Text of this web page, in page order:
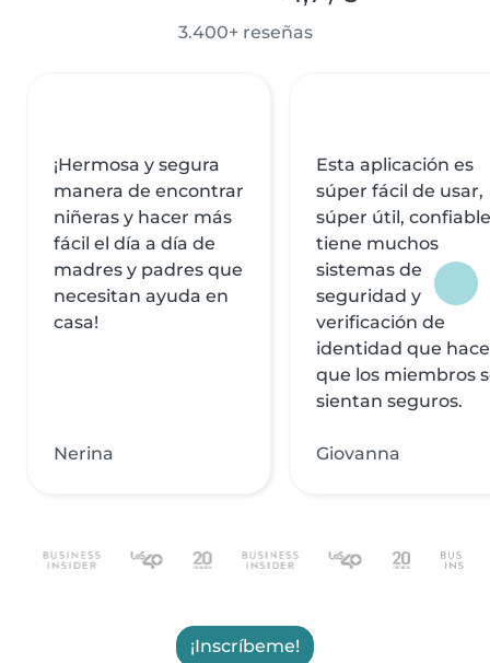
3.400+ reseñas
¡Hermosa y segura
manera de encontrar
niñeras y hacer más
fácil el día a día de
madres y padres que
necesitan ayuda en
casa!
Nerina
Esta aplicación es
súper fácil de usar,
súper útil,
tiene muchos
sistemas de
seguridad y
verificación de
identidad que
que los miembros
sientan seguros.
Giovanna
¡Inscríbeme!